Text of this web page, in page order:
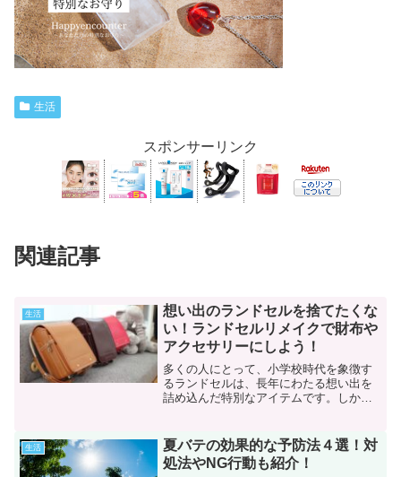
生活
スポンサーリンク
関連記事
生活
想い出のランドセルを捨てたくな
い！ランドセルリメイクで財布や
アクセサリーにしよう！
多くの人にとって、小学校時代を象徴す
るランドセルは、長年にわたる想い出を
詰め込んだ特別なアイテムです。しか
か。6年間もの間、一緒に時を過ごしたラ
ンドセル。そのため、小学校...
生活
夏バテの効果的な予防法４選！対
処法やNG行動も紹介！